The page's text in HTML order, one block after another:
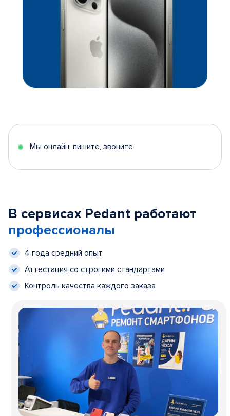
Мы онлайн, пишите, звоните
В сервисах Pedant работают
профессионалы
4 года средний опыт
Аттестация со строгими стандартами
Контроль качества каждого заказа